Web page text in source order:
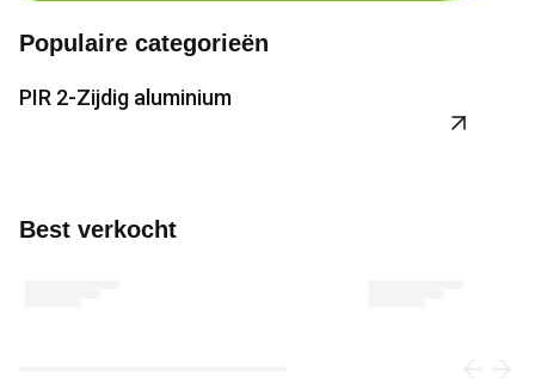
Populaire categorieën
PIR 2-Zijdig aluminium
View product
Best verkocht